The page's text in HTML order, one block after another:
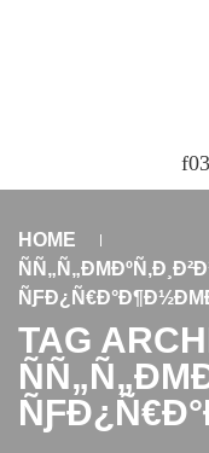
HOME
TAG